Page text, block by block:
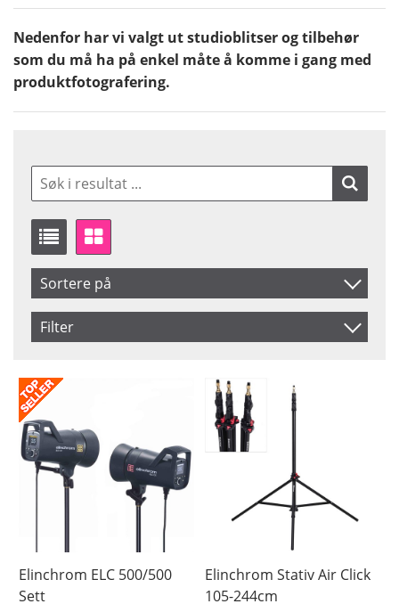
Nedenfor har vi valgt ut studioblitser og tilbehør
som du må ha på enkel måte å komme i gang med
produktfotografering.
Sortere på
Artikelkod
Filter
Pris
På lager
Elinchrom ELC 500/500
Sett
Elinchrom Stativ Air Click
105-244cm